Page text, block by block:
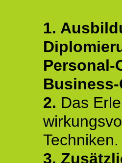
1.
Personal-
2. Das
Techniken.
3.